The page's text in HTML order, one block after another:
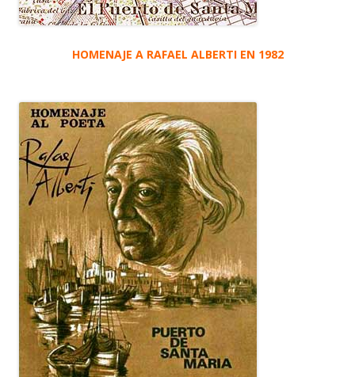
HOMENAJE A RAFAEL ALBERTI EN 1982